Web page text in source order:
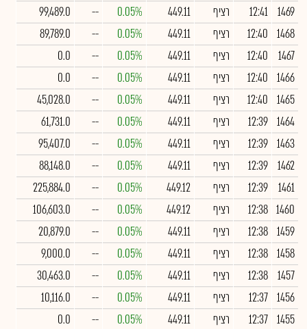
1469
12:41 רציף 449.11
0.05%
--
99,489.0
1468
12:40 רציף 449.11
0.05%
--
89,789.0
1467
12:40 רציף 449.11
0.05%
--
0.0
1466
12:40 רציף 449.11
0.05%
--
0.0
1465
12:40 רציף 449.11
0.05%
--
45,028.0
1464
12:39 רציף 449.11
0.05%
--
61,731.0
1463
12:39 רציף 449.11
0.05%
--
95,407.0
1462
12:39 רציף 449.11
0.05%
--
88,148.0
1461
12:39 רציף 449.12
0.05%
--
225,884.0
1460
12:38 רציף 449.12
0.05%
--
106,603.0
1459
12:38 רציף 449.11
0.05%
--
20,879.0
1458
12:38 רציף 449.11
0.05%
--
9,000.0
1457
12:38 רציף 449.11
0.05%
--
30,463.0
1456
12:37 רציף 449.11
0.05%
--
10,116.0
1455
12:37 רציף 449.11
0.05%
--
0.0